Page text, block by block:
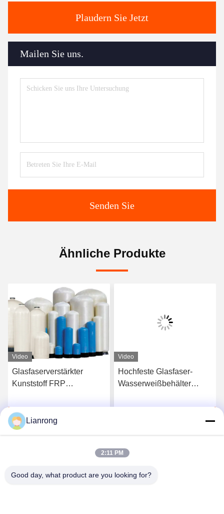
Plaudern Sie Jetzt
Mailen Sie uns.
Senden Sie
Ähnliche Produkte
Video
Glasfaserverstärkter
Kunststoff FRP
Wasserweichmacher
Wartung Rostfreies Dach
Plaudern Sie Jetzt
Video
Hochfeste Glasfaser-
Wasserweißbehälter
Druckbehälter
Lianrong
2:11 PM
Good day, what product are you looking for?